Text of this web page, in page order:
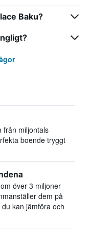
Baku?
från miljontals
boende tryggt
över 3 miljoner
dem på
kan jämföra och